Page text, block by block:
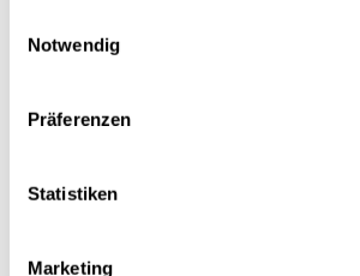
Notwendig
Präferenzen
Statistiken
Marketing